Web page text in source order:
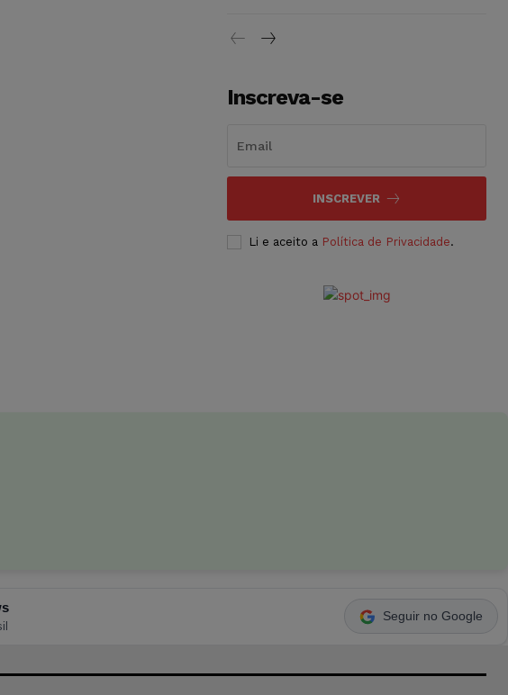
Inscreva-se
INSCREVER
Li e aceito a Política de Privacidade.
Seguir no Google